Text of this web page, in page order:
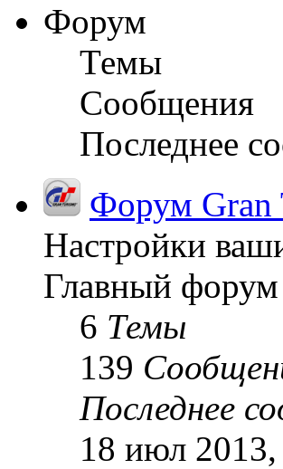
Форум
Темы
Сообщения
Последнее
Форум Gran
Настройки
Главный
6 Темы
139
Последнее
18 июл